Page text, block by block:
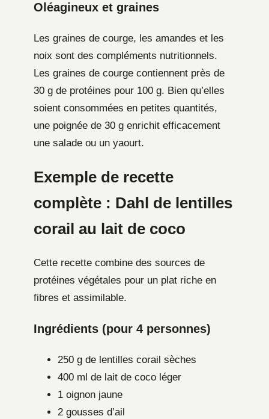
Oléagineux et graines
Les graines de courge, les amandes et les
noix sont des compléments nutritionnels.
Les graines de courge contiennent près de
30 g de protéines pour 100 g. Bien qu’elles
soient consommées en petites quantités,
une poignée de 30 g enrichit efficacement
une salade ou un yaourt.
Exemple de recette
complète : Dahl de lentilles
corail au lait de coco
Cette recette combine des sources de
protéines végétales pour un plat riche en
fibres et assimilable.
Ingrédients (pour 4 personnes)
250 g de lentilles corail sèches
400 ml de lait de coco léger
1 oignon jaune
2 gousses d’ail